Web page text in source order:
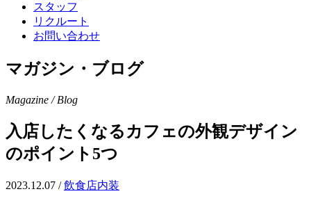
スタッフ
リクルート
お問い合わせ
マガジン・ブログ
Magazine / Blog
入店したくなるカフェの外観デザイン
のポイント5つ
2023.12.07 / 飲食店内装